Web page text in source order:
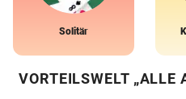
Solitär
VORTEILSWELT „ALLE